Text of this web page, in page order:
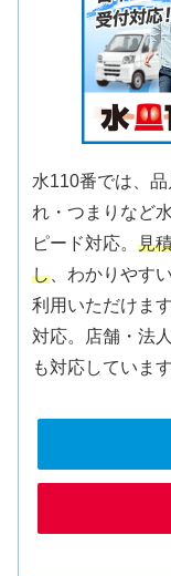
水110番では、
れ・つまりなど
ピード対応。見
し 、わかりやす
利用いただけま
対応。店舗・法
も対応していま